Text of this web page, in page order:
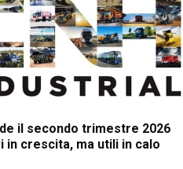
il secondo trimestre 2026
in crescita, ma utili in calo